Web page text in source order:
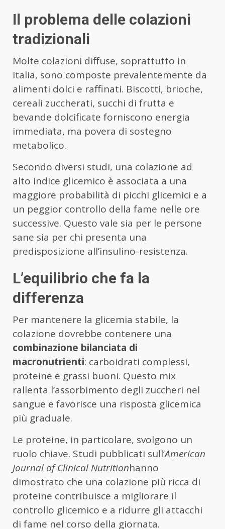
Il problema delle colazioni
tradizionali
Molte colazioni diffuse, soprattutto in
Italia, sono composte prevalentemente da
alimenti dolci e raffinati. Biscotti, brioche,
cereali zuccherati, succhi di frutta e
bevande dolcificate forniscono energia
immediata, ma povera di sostegno
metabolico.
Secondo diversi studi, una colazione ad
alto indice glicemico è associata a una
maggiore probabilità di picchi glicemici e a
un peggior controllo della fame nelle ore
successive. Questo vale sia per le persone
sane sia per chi presenta una
predisposizione all’insulino-resistenza.
L’equilibrio che fa la
differenza
Per mantenere la glicemia stabile, la
colazione dovrebbe contenere una
combinazione bilanciata di
macronutrienti: carboidrati complessi,
proteine e grassi buoni. Questo mix
rallenta l’assorbimento degli zuccheri nel
sangue e favorisce una risposta glicemica
più graduale.
Le proteine, in particolare, svolgono un
ruolo chiave. Studi pubblicati sull’American
Journal of Clinical Nutritionhanno
dimostrato che una colazione più ricca di
proteine contribuisce a migliorare il
controllo glicemico e a ridurre gli attacchi
di fame nel corso della giornata.